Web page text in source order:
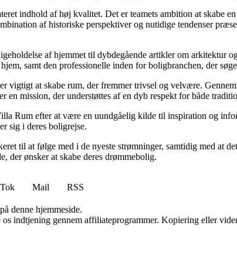
indhold af høj kvalitet. Det er teamets ambition at skabe
af historiske perspektiver og nutidige tendenser
af hjemmet til dybdegående artikler om arkitektur
samt den professionelle inden for boligbranchen, der
vigtigt at skabe rum, der fremmer trivsel og velvære.
mission, der understøttes af en dyb respekt for både
Rum efter at være en uundgåelig kilde til inspiration og
sig i deres boligrejse.
til at følge med i de nyeste strømninger, samtidig med at
der ønsker at skabe deres drømmebolig.
Mail
RSS
denne hjemmeside.
indtjening gennem affiliateprogrammer. Kopiering eller